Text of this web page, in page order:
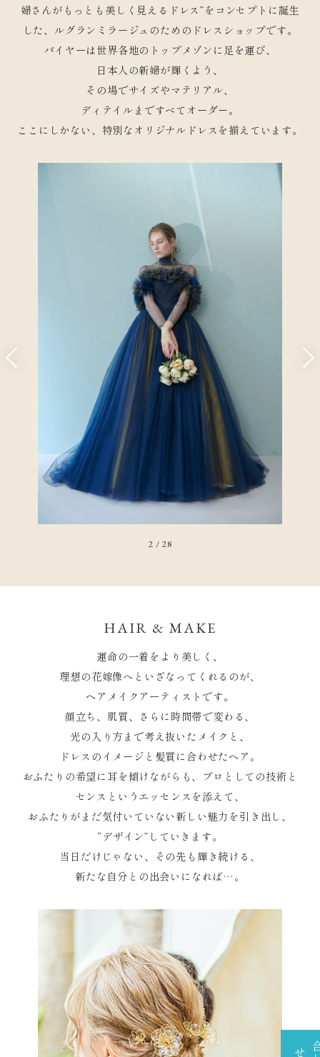
せ
婦さんがもっとも美しく見えるドレス”を コンセプトに誕生
した、ルグランミラージュのためのドレスショップです。
バイヤーは世界各地のトップメゾンに足を運び、
日本人の新婦が輝くよう、
その場でサイズやマテリアル、
ディテイルまですべてオーダー。
ここにしかない、 特別なオリジナルドレスを揃えています。
2 /28
HAIR & MAKE
運命の一着をより美しく、
理想の花嫁像へといざなってくれるのが、
ヘアメイクアーティストです。
顔立ち、肌質、さらに時間帯で変わる、
光の入り方まで考え抜いたメイクと、
ドレスのイメージと髪質に合わせたヘア。
おふたりの希望に耳を傾けながらも、プロとしての技術と
センスというエッセンスを添えて、
おふたりがまだ気付いていない新しい魅力を引き出し、
“デザイン”していきます。
当日だけじゃない、その先も輝き続ける、
新たな自分との出会いになれば…。